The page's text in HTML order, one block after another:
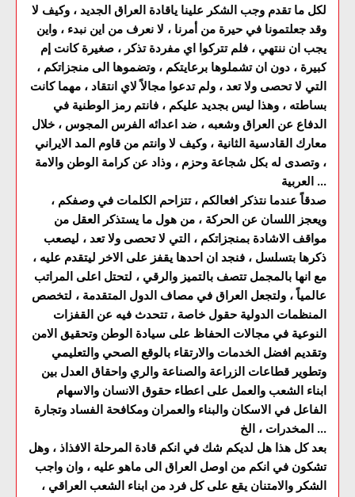
لكل ما تقدم وجب الشكر علينا ياقادة العراق الجديد ، وكيف لا
وقد جعلتمونا في حيرة من أمرنا ، لا نعرف من اين نبدء ، واين
يجب ان ننتهي ، فلم تتركوا اي مفردة تذكر ، صغيرة كانت إم
كبيرة ، دون ان تشملوها برعايتكم ، وتضموها الى منجزاتكم ،
التي لا تحصى ولا تعد ، ولم تدعوا مجالاً لاي انتقاد ، مهما كانت
بساطته ، وهذا ليس بجديد عليكم ، فانتم رمز الوطنية في
الدفاع عن العراق وشعبه ، ضد اعدائه الفرس المجوس ، خلال
معارك القادسية الثانية ، وكيف لا وانتم من قاوم المد الايراني
، وتصدى له بكل شجاعة وحزم ، وذاد عن كرامة الوطن والامة
العربية ...
صدقاً عندما نتذكر افعالكم ، تتزاحم الكلمات في وصفكم ،
ويعجز اللسان عن الحركة ، من هول ما يستذكر العقل من
مواقف الاشادة بمنجزاتكم ، التي لا تحصى ولا تعد ، ليصعب
ذكرها بتسلسل ، فنجد ان احدها يقفز على الاخر ليتقدم عليه ،
مع انها بالمجمل تتصف بالتميز والرقي ، لتحتل اعلى المراتب
عالمياً ، ولتجعل العراق في مصاف الدول المتقدمة ، لتخصص
المنظمات الدولية حقول خاصة ، تتحدث فيه عن القفزات
النوعية في مجالات الحفاظ على سيادة الوطن وتحقيق الامن
وتقديم افضل الخدمات والارتقاء بالوقع الصحي والتعليمي
وتطوير قطاعات الزراعة والصناعة والري واحقاق العدل بين
ابناء الشعب والعمل على اعطاء حقوق الانسان والاسهام
الفاعل في الاسكان والبناء والعمران ومكافحة الفساد وتجارة
المخدرات ، الخ ...
بعد كل هذا هل لديكم شك في انكم قادة المرحلة الافذاذ ، وهل
تشكون في انكم من اوصل العراق الى ماهو عليه ، وان واجب
الشكر والامتنان يقع على كل فرد من ابناء الشعب العراقي ،